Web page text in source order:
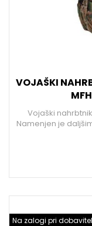
VOJAŠKI
Vojaški
Namenjen je
Na zalogi pri